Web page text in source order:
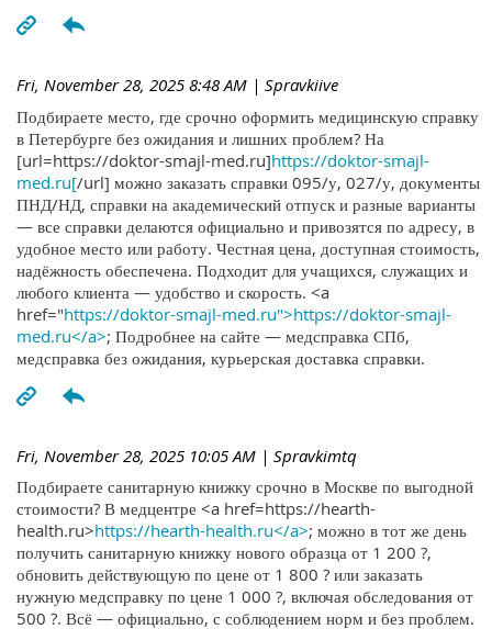
Fri, November 28, 2025 8:48 AM | Spravkiive
Подбираете место, где срочно оформить медицинскую справку
в Петербурге без ожидания и лишних проблем? На
[url=https://doktor-smajl-med.ru]https://doktor-smajl-
med.ru[/url] можно заказать справки 095/у, 027/у, документы
ПНД/НД, справки на академический отпуск и разные варианты
— все справки делаются официально и привозятся по адресу, в
удобное место или работу. Честная цена, доступная стоимость,
надёжность обеспечена. Подходит для учащихся, служащих и
любого клиента — удобство и скорость. <a
href="https://doktor-smajl-med.ru">https://doktor-smajl-
med.ru</a>; Подробнее на сайте — медсправка СПб,
медсправка без ожидания, курьерская доставка справки.
Fri, November 28, 2025 10:05 AM | Spravkimtq
Подбираете санитарную книжку срочно в Москве по выгодной
стоимости? В медцентре <a href=https://hearth-
health.ru>https://hearth-health.ru</a>; можно в тот же день
получить санитарную книжку нового образца от 1 200 ?,
обновить действующую по цене от 1 800 ? или заказать
нужную медсправку по цене 1 000 ?, включая обследования от
500 ?. Всё — официально, с соблюдением норм и без проблем.